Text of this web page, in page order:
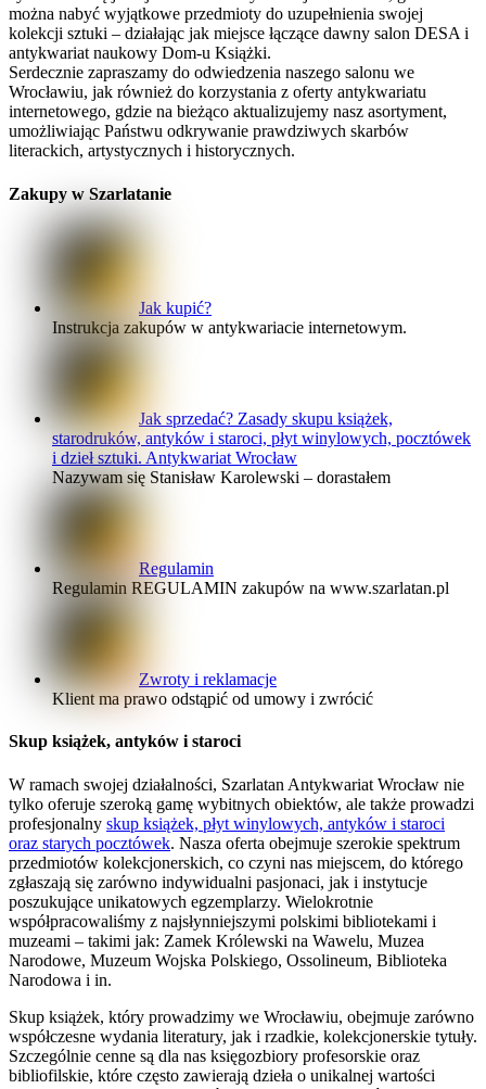
można nabyć wyjątkowe przedmioty do uzupełnienia swojej
kolekcji sztuki – działając jak miejsce łączące dawny salon DESA i
antykwariat naukowy Dom-u Książki.
Serdecznie zapraszamy do odwiedzenia naszego salonu we
Wrocławiu, jak również do korzystania z oferty antykwariatu
internetowego, gdzie na bieżąco aktualizujemy nasz asortyment,
umożliwiając Państwu odkrywanie prawdziwych skarbów
literackich, artystycznych i historycznych.
Zakupy w Szarlatanie
Jak kupić?
Instrukcja zakupów w antykwariacie internetowym.
Jak sprzedać? Zasady skupu książek,
starodruków, antyków i staroci, płyt winylowych, pocztówek
i dzieł sztuki. Antykwariat Wrocław
Nazywam się Stanisław Karolewski – dorastałem
Regulamin
Regulamin REGULAMIN zakupów na www.szarlatan.pl
Zwroty i reklamacje
Klient ma prawo odstąpić od umowy i zwrócić
Skup książek, antyków i staroci
W ramach swojej działalności, Szarlatan Antykwariat Wrocław nie
tylko oferuje szeroką gamę wybitnych obiektów, ale także prowadzi
profesjonalny skup książek, płyt winylowych, antyków i staroci
oraz starych pocztówek. Nasza oferta obejmuje szerokie spektrum
przedmiotów kolekcjonerskich, co czyni nas miejscem, do którego
zgłaszają się zarówno indywidualni pasjonaci, jak i instytucje
poszukujące unikatowych egzemplarzy. Wielokrotnie
współpracowaliśmy z najsłynniejszymi polskimi bibliotekami i
muzeami – takimi jak: Zamek Królewski na Wawelu, Muzea
Narodowe, Muzeum Wojska Polskiego, Ossolineum, Biblioteka
Narodowa i in.
Skup książek, który prowadzimy we Wrocławiu, obejmuje zarówno
współczesne wydania literatury, jak i rzadkie, kolekcjonerskie tytuły.
Szczególnie cenne są dla nas księgozbiory profesorskie oraz
bibliofilskie, które często zawierają dzieła o unikalnej wartości